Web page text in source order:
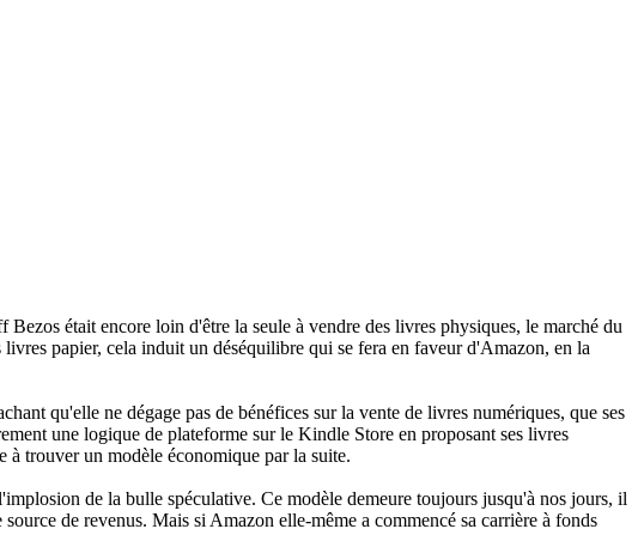
était encore loin d'être la seule à vendre des livres physiques, le marché du
papier, cela induit un déséquilibre qui se fera en faveur d'Amazon, en la
qu'elle ne dégage pas de bénéfices sur la vente de livres numériques, que ses
une logique de plateforme sur le Kindle Store en proposant ses livres
à trouver un modèle économique par la suite.
de la bulle spéculative. Ce modèle demeure toujours jusqu'à nos jours, il
de revenus. Mais si Amazon elle-même a commencé sa carrière à fonds